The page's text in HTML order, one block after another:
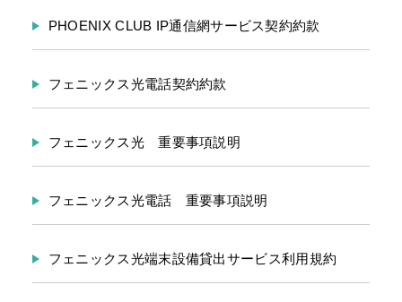
PHOENIX CLUB IP通信網サービス契約約款
フェニックス光電話契約約款
フェニックス光 重要事項説明
フェニックス光電話 重要事項説明
フェニックス光端末設備貸出サービス利用規約